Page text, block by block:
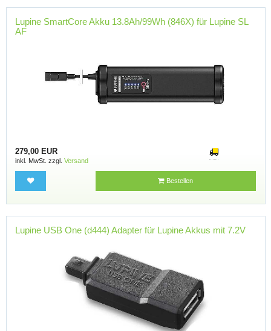
Lupine SmartCore Akku 13.8Ah/99Wh (846X) für Lupine SL
AF
279,00 EUR
inkl. MwSt. zzgl. Versand
Bestellen
Lupine USB One (d444) Adapter für Lupine Akkus mit 7.2V